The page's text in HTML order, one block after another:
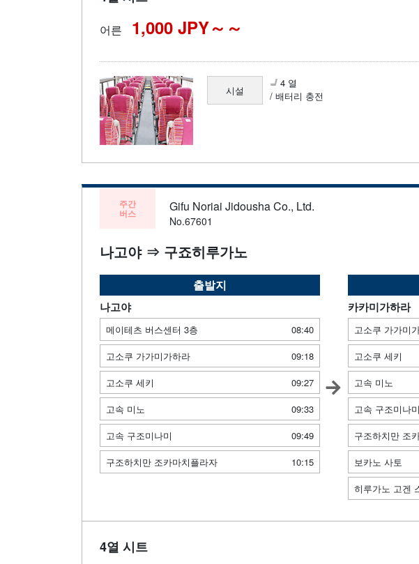
어른 1,000 JPY～
시설
4 열
/ 배터리 충전
주간
버스 Gifu Noriai Jidousha Co., Ltd.
No.67601
나고야 ⇒ 구죠히루가노
출발지
나고야
메이테츠 버스센터 3층
08:40
고소쿠 가가미가하라
09:18
고소쿠 세키
09:27
고속 미노
09:33
고속 구조미나미
09:49
구조하치만 조카마치플라자
10:15
카카미가하라
고소쿠 가가미
고소쿠 세키
고속 미노
고속 구조미나미
구조하치만 조
보카노 사토
히루가노 고겐
4열 시트